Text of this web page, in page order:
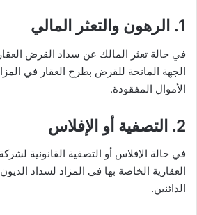
1. الرهون والتعثر المالي
في حالة تعثر المالك عن سداد القرض
الجهة المانحة للقرض بطرح العقار في
الأموال المفقودة.
2. التصفية أو الإفلاس
في حالة الإفلاس أو التصفية القانونية
العقارية الخاصة بها في المزاد لسداد
الدائنين.